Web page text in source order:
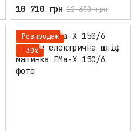
10 710 грн 12 600 грн
Розпродаж
−30%